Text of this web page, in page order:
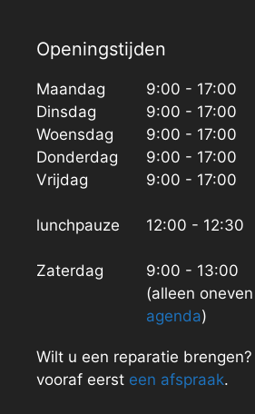
Openingstijden
Maandag
Dinsdag
Woensdag
Donderdag
Vrijdag
lunchpauze
Zaterdag
9:00 - 17:00
9:00 - 17:00
9:00 - 17:00
9:00 - 17:00
9:00 - 17:00
12:00 - 12:30
9:00 - 13:00
(alleen
agenda)
Wilt u een reparatie
vooraf eerst een afspraak.